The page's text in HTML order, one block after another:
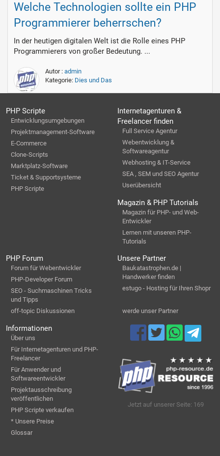
Welche Technologien sollte ein PHP
Programmierer beherrschen?
In der heutigen digitalen Welt ist die Rolle eines PHP
Programmierers von großer Bedeutung. ...
Autor : admin
Kategorie: Dies und Das
PHP Scripte
Entwicklungsumgebungen
Projektmanagement-Software
E-Commerce
Clone-Scripts
Marktplatz-Software
Ticket & Supportsysteme
PHP Scripte
Internetagenturen &
Freelancer finden
Full Service Agentur
Webentwicklung &
Softwareagentur
Webhosting & IT-Service
SEA , SEM und SEO Agentur
Userübersicht
Magazin & PHP Tutorials
Magazin für PHP- und Web-
Entwickler
Lernen mit unseren PHP-
Tutorials
PHP Forum
Forum für Webentwickler
PHP-Developer Forum
SEO - Suchmaschinen Tricks
und Tipps
off-topic Diskussionen
Unsere Partner
Baukatastrophen.de |
Handwerker finden
estugo - Hosting für Ihren Shopr
werde unser Partner
Informationen
Über uns
Für Internetagenturen und PHP-
Freelancer
Für Anwender und
Softwareentwickler
Projektausschreibung
veröffentlichen
PHP Scripte verkaufen
* Unsere Preise
Glossar
Jetzt auf unserer Seite: 169